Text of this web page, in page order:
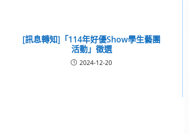
[訊息轉知]「114年好優Show學生藝團
活動」徵選
2024-12-20